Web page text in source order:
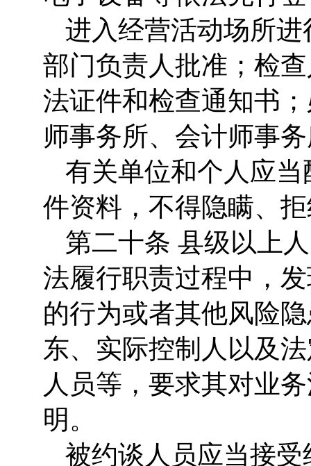
进入经营活动场所
部门负责人批准；检
法证件和检查通知书
师事务所、会计师事
有关单位和个人应
件资料，不得隐瞒、
第二十条 县级以上
法履行职责过程中，
的行为或者其他风险
东、实际控制人以及
人员等，要求其对业
明。
被约谈人员应当接